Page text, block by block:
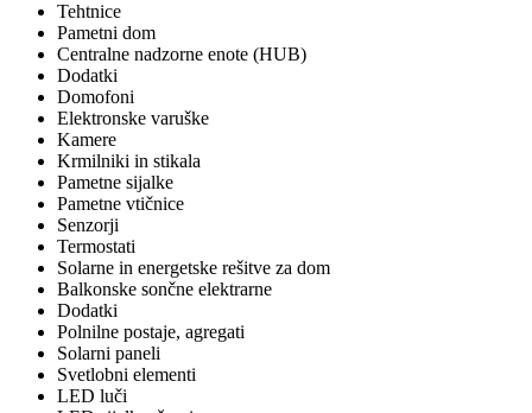
Tehtnice
Pametni dom
Centralne nadzorne enote (HUB)
Dodatki
Domofoni
Elektronske varuške
Kamere
Krmilniki in stikala
Pametne sijalke
Pametne vtičnice
Senzorji
Termostati
Solarne in energetske rešitve za dom
Balkonske sončne elektrarne
Dodatki
Polnilne postaje, agregati
Solarni paneli
Svetlobni elementi
LED luči